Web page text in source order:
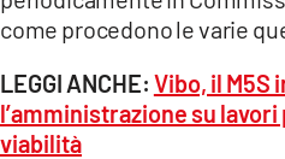
come procedono le varie
LEGGI ANCHE: Vibo, il M5S
l’amministrazione su
viabilità